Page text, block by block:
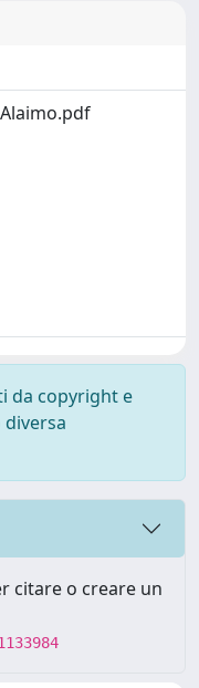
da copyright e
citare o creare un